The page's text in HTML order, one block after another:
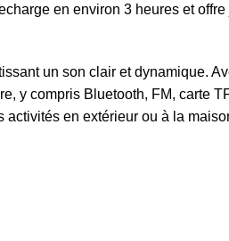
en environ 3 heures et
un son clair et dynamique.
y compris Bluetooth, FM, carte
en extérieur ou à la